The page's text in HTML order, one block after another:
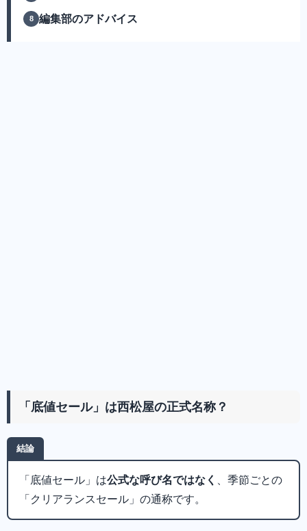
編集部のアドバイス
「底値セール」は西松屋の正式名称？
結論
「底値セール」は公式な呼び名ではなく
、季節ごとの
「クリアランスセール」の通称です。